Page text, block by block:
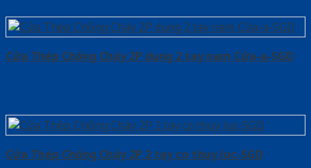
Cửa Thép Chống Cháy 2P dung 2 tay nam Cửa-a-SGD
Cửa Thép Chống Cháy 2P 2 tay co thuy luc-SGD